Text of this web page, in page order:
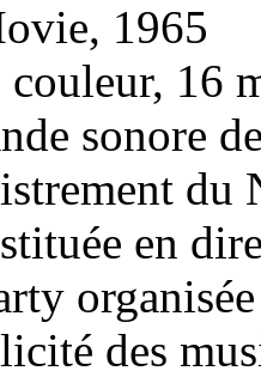
1965
16
sonore
du
en
des